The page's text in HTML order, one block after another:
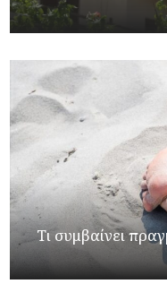
Τι συμβαίνει